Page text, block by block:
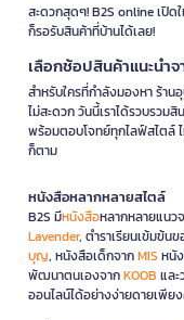
สะดวกสุดๆ! B2S online เปิ
ก็รอรับสินค้าที่บ้านได้เลย!
เลือกช้อปสินค้าแนะนำ
สำหรับใครที่กำลังมองหา ร้า
ไม่สะดวก วันนี้เราได้รวบรวม
พร้อมตอบโจทย์ทุกไลฟ์สไตล์
ก็ตาม
หนังสือหลากหลายสไตล์
B2S มีหนังสือหลากหลายแนว
Lavender, ตำราเรียนเข้มข้น
บุญ, หนังสือเด็กจากMIS หนั
พัฒนาตนเองจากKOOB แล
ออนไลน์ได้อย่างง่ายดายเพีย